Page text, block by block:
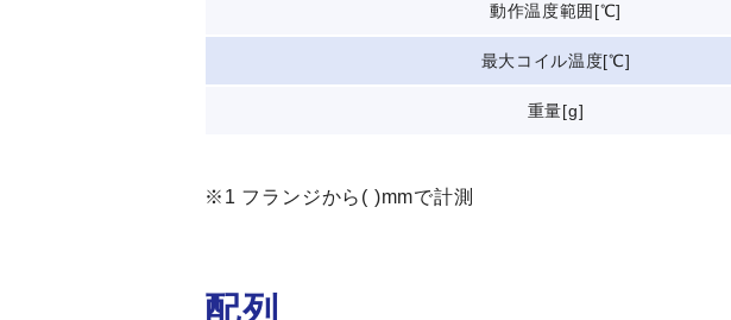
動作温度範囲[℃]
最大コイル温度[℃]
重量[g]
※1 フランジから( )mmで計測
配列